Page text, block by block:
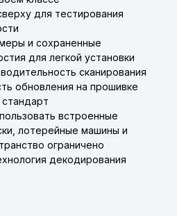
для тестирования
и сохраненные
для легкой установки
сканирования
обновления на прошивке
встроенные
лотерейные машины и
ограничено
декодирования